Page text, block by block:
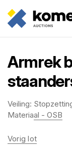
Armrek
Veiling:
Materiaal - OSB
Vorig lot